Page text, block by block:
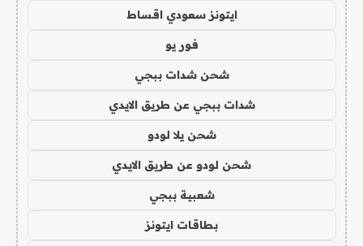
ايتونز سعودي اقساط
فور يو
شحن شدات ببجي
شدات ببجي عن طريق الايدي
شحن يلا لودو
شحن لودو عن طريق الايدي
شعبية ببجي
بطاقات ايتونز